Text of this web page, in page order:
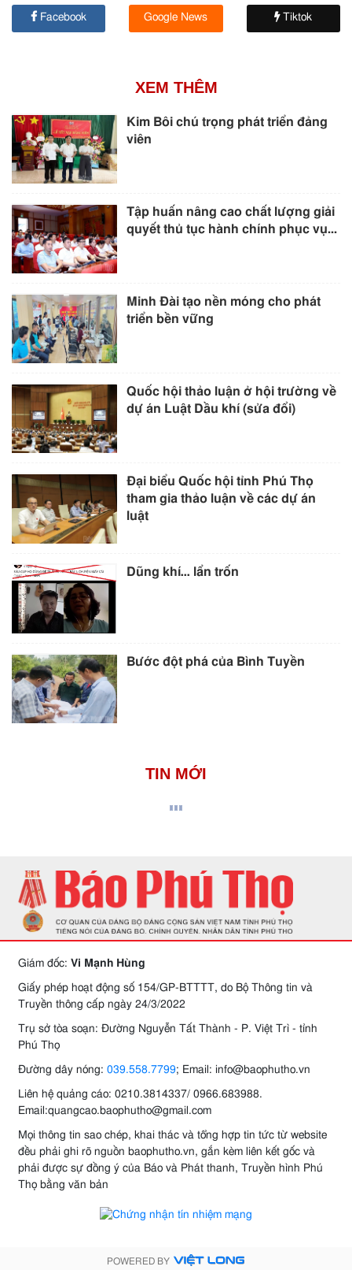
Facebook Google News Tiktok
XEM THÊM
Kim Bôi chú trọng phát triển đảng
viên
Tập huấn nâng cao chất lượng giải
quyết thủ tục hành chính phục vụ...
Minh Đài tạo nền móng cho phát
triển bền vững
Quốc hội thảo luận ở hội trường về
dự án Luật Dầu khí (sửa đổi)
Đại biểu Quốc hội tỉnh Phú Thọ
tham gia thảo luận về các dự án
luật
Dũng khí… lẩn trốn
Bước đột phá của Bình Tuyền
TIN MỚI
Giám đốc: Vi Mạnh Hùng
Giấy phép hoạt động số 154/GP-BTTTT, do Bộ Thông tin và
Truyền thông cấp ngày 24/3/2022
Trụ sở tòa soạn: Đường Nguyễn Tất Thành - P. Việt Trì - tỉnh
Phú Thọ
Đường dây nóng: 039.558.7799; Email: info@baophutho.vn
Liên hệ quảng cáo: 0210.3814337/ 0966.683988.
Email:quangcao.baophutho@gmail.com
Mọi thông tin sao chép, khai thác và tổng hợp tin tức từ website
đều phải ghi rõ nguồn baophutho.vn, gắn kèm liên kết gốc và
phải được sự đồng ý của Báo và Phát thanh, Truyền hình Phú
Thọ bằng văn bản
POWERED BY